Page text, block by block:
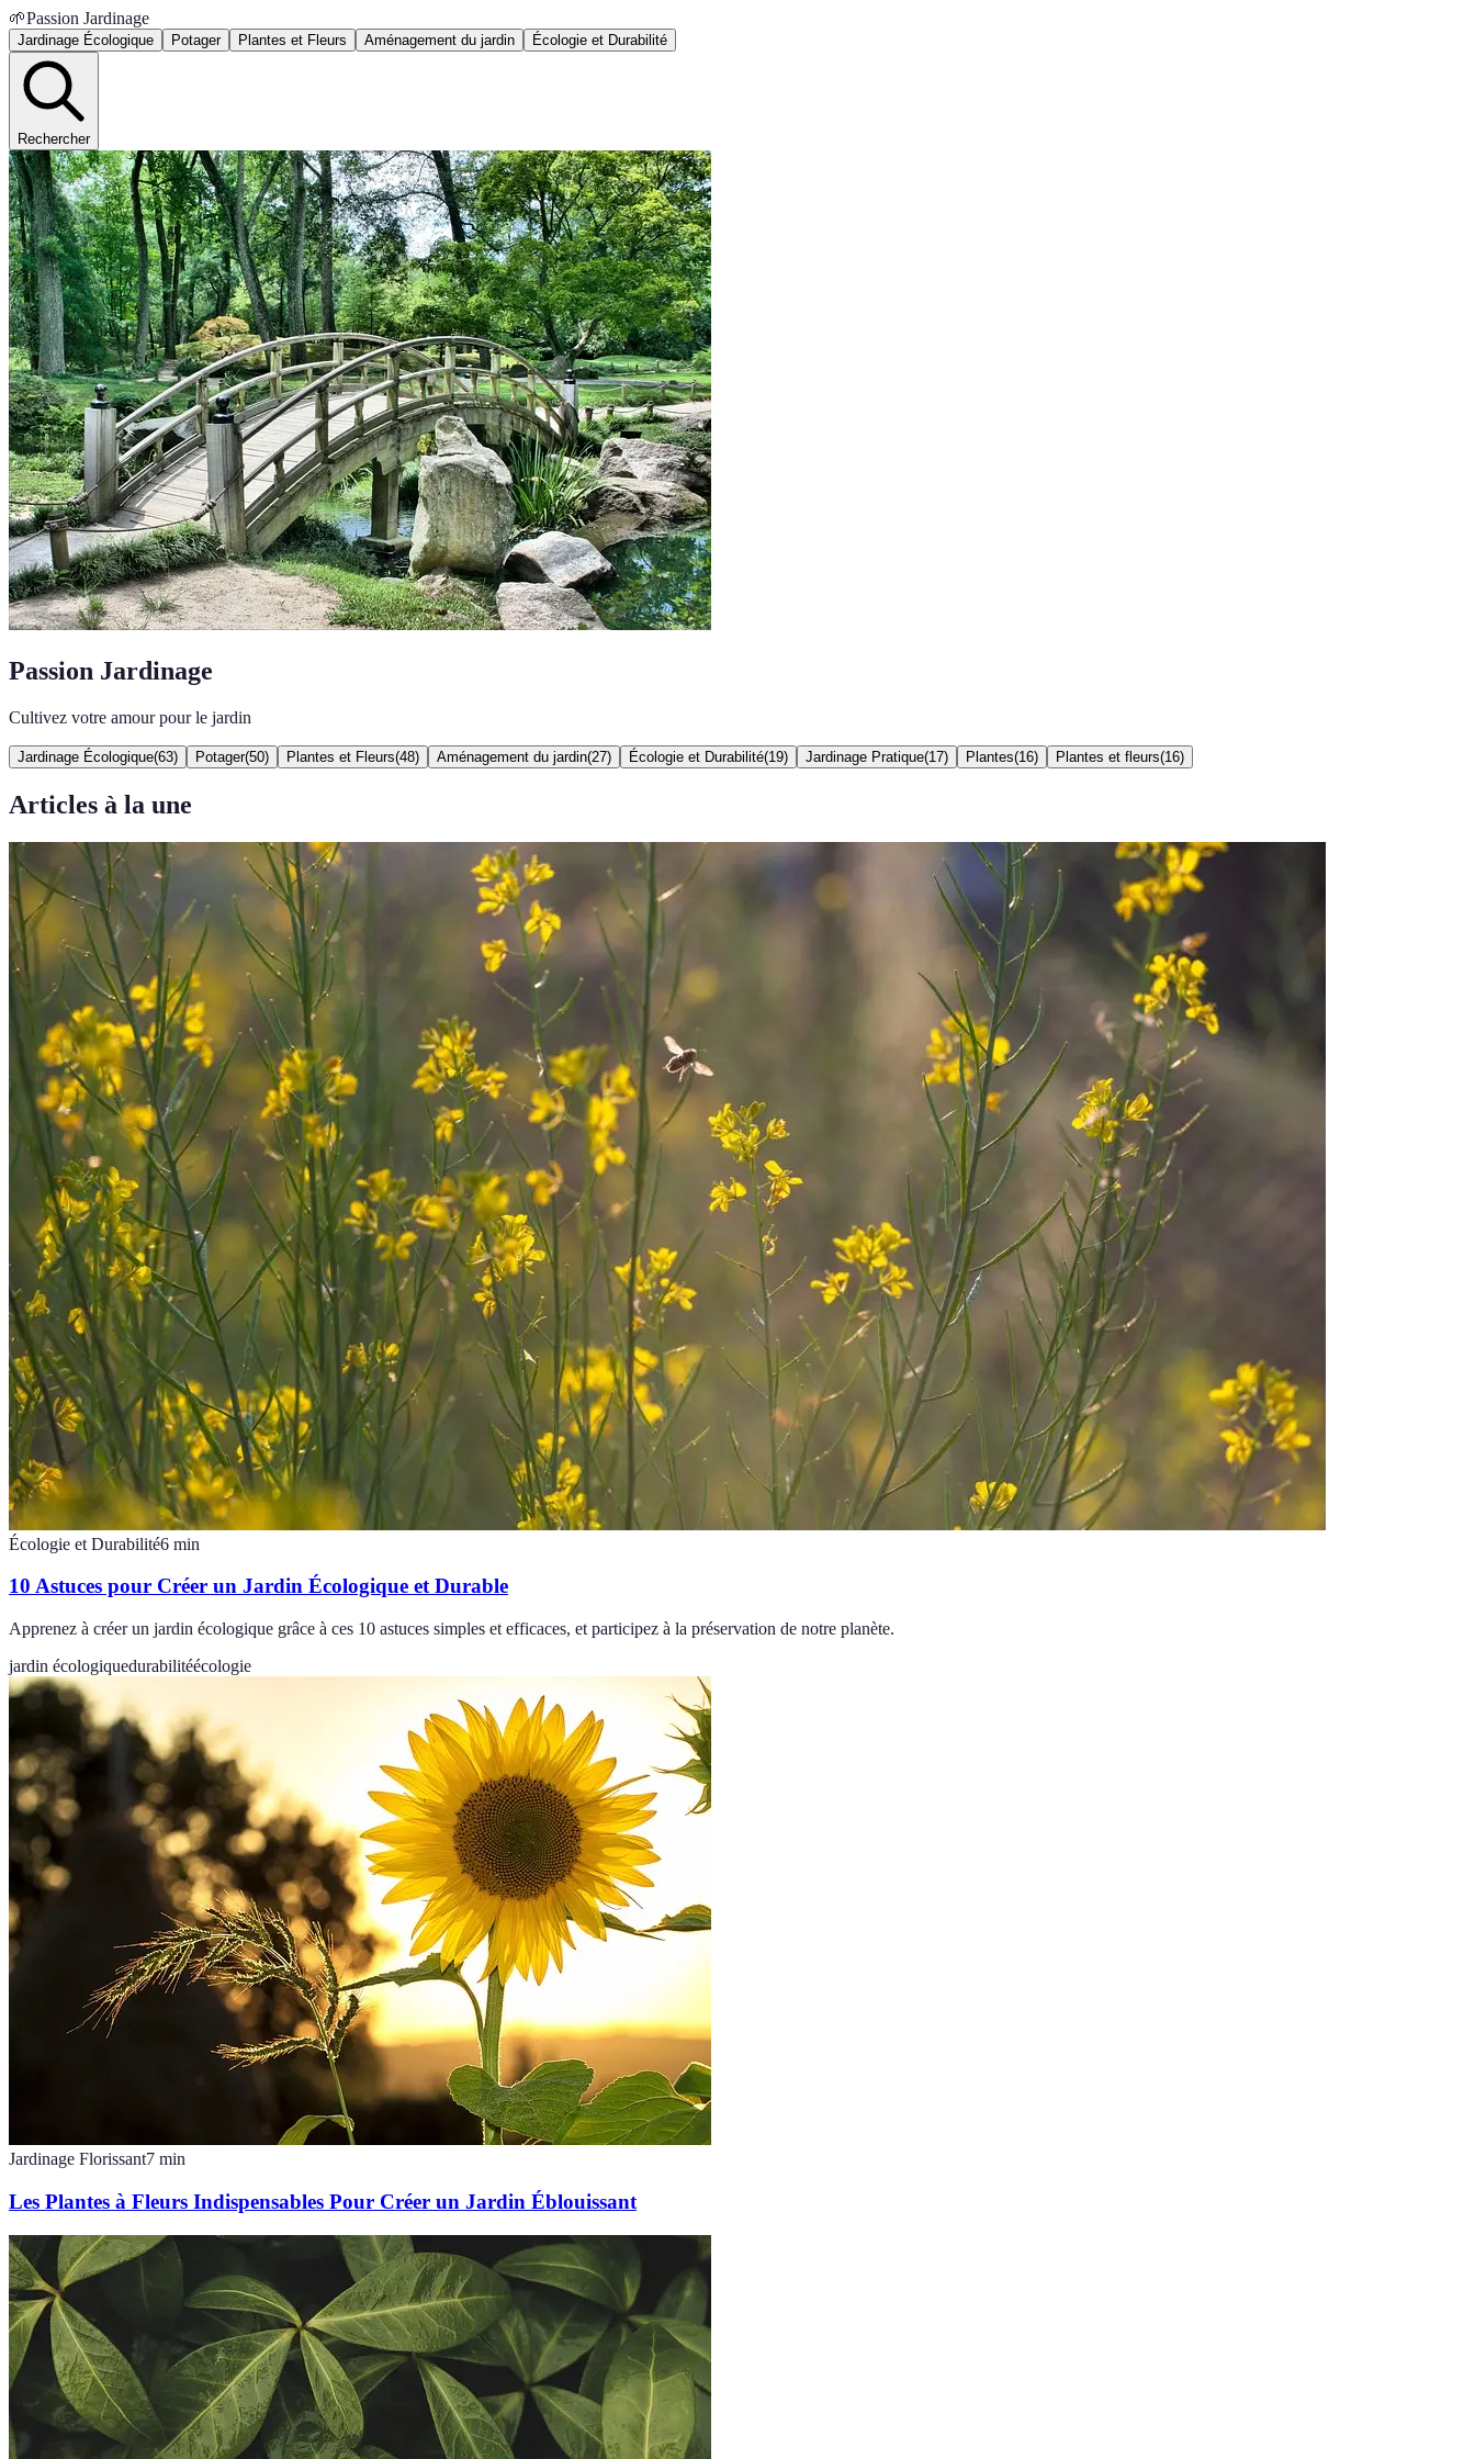
🌱Passion Jardinage
Jardinage Écologique Potager Plantes et Fleurs Aménagement du jardin Écologie et Durabilité
Rechercher
Passion Jardinage
Cultivez votre amour pour le jardin
Jardinage Écologique(63) Potager(50) Plantes et Fleurs(48) Aménagement du jardin(27) Écologie et Durabilité(19) Jardinage Pratique(17) Plantes(16) Plantes et fleurs(16)
Articles à la une
Écologie et Durabilité6 min
10 Astuces pour Créer un Jardin Écologique et Durable
Apprenez à créer un jardin écologique grâce à ces 10 astuces simples et efficaces, et participez à la préservation de notre planète.
jardin écologiquedurabilitéécologie
Jardinage Florissant7 min
Les Plantes à Fleurs Indispensables Pour Créer un Jardin Éblouissant